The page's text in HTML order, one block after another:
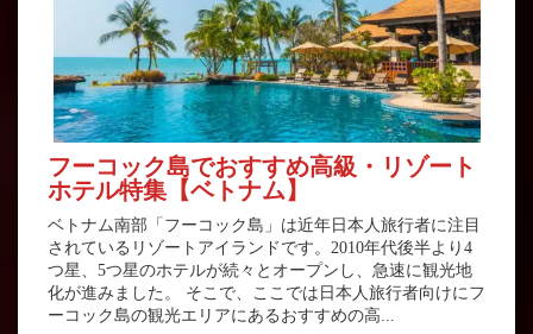
フーコック島でおすすめ高級・リゾート
ホテル特集【ベトナム】
ベトナム南部「フーコック島」は近年日本人旅行者に注目
されているリゾートアイランドです。2010年代後半より4
つ星、5つ星のホテルが続々とオープンし、急速に観光地
化が進みました。 そこで、ここでは日本人旅行者向けにフ
ーコック島の観光エリアにあるおすすめの高...